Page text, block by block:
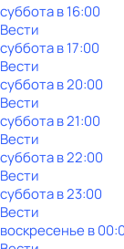
субботав16:00
Вести
субботав17:00
Вести
субботав20:00
Вести
субботав21:00
Вести
субботав22:00
Вести
субботав23:00
Вести
воскресенье в